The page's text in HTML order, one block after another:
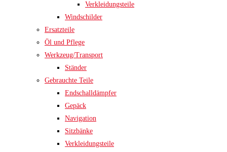
Verkleidungsteile
Windschilder
Ersatzteile
Öl und Pflege
Werkzeug/Transport
Ständer
Gebrauchte Teile
Endschalldämpfer
Gepäck
Navigation
Sitzbänke
Verkleidungsteile